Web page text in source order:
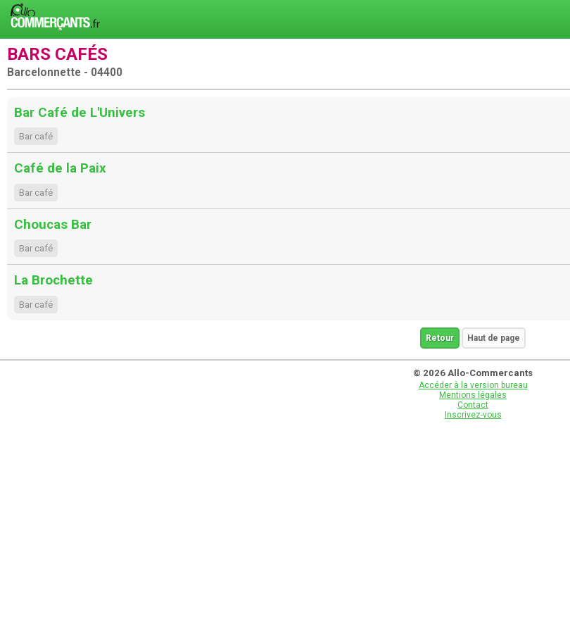
BARS CAFÉS
Barcelonnette - 04400
Bar Café de L'Univers
Bar café
Café de la Paix
Bar café
Choucas Bar
Bar café
La Brochette
Bar café
Retour Haut de page
© 2026 Allo-Commercants
Accéder à la version bureau
Mentions légales
Contact
Inscrivez-vous